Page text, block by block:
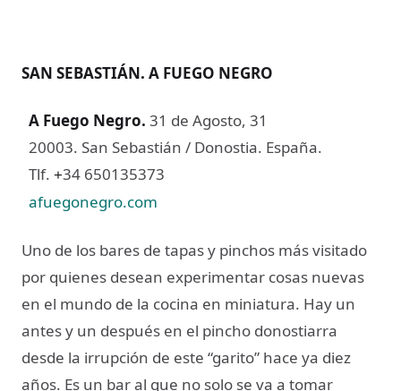
SAN SEBASTIÁN. A FUEGO NEGRO
A Fuego Negro. 31 de Agosto, 31
20003. San Sebastián / Donostia. España.
Tlf. +34 650135373
afuegonegro.com
Uno de los bares de tapas y pinchos más visitado
por quienes desean experimentar cosas nuevas
en el mundo de la cocina en miniatura. Hay un
antes y un después en el pincho donostiarra
desde la irrupción de este “garito” hace ya diez
años. Es un bar al que no solo se va a tomar